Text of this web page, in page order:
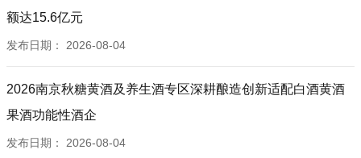
额达15.6亿元
发布日期： 2026-08-04
2026南京秋糖黄酒及养生酒专区深耕酿造创新适配白酒黄酒
果酒功能性酒企
发布日期： 2026-08-04